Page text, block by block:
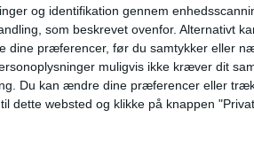
og identifikation gennem
som beskrevet ovenfor. Alternativt
dine præferencer, før du samtykker eller
muligvis ikke kræver dit
Du kan ændre dine præferencer eller
dette websted og klikke på knappen
Liga FUTVE
Se komplet rangordning